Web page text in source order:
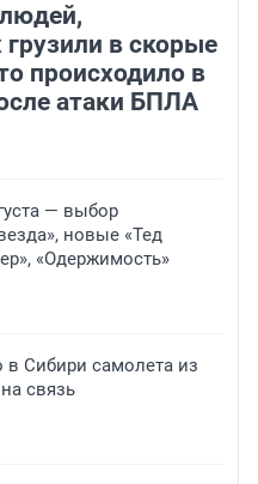
в скорые
происходило в
атаки БПЛА
— выбор
новые «Тед
«Одержимость»
Сибири самолета из
связь